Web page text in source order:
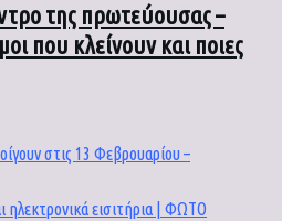
της πρωτεύουσας –
που κλείνουν και ποιες